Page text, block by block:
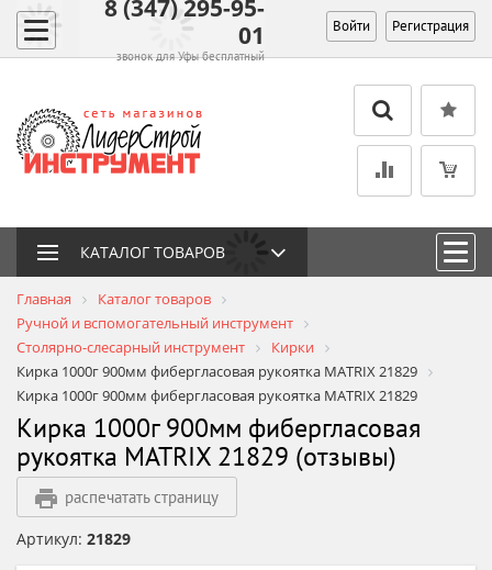
8 (347) 295-95-
01
звонок для Уфы бесплатный
Войти Регистрация
КАТАЛОГ ТОВАРОВ
Главная
Каталог товаров
Ручной и вспомогательный инструмент
Столярно-слесарный инструмент
Кирки
Кирка 1000г 900мм фибергласовая рукоятка MATRIX 21829
Кирка 1000г 900мм фибергласовая рукоятка MATRIX 21829
Кирка 1000г 900мм фибергласовая
рукоятка MATRIX 21829 (отзывы)
распечатать страницу
Артикул: 21829